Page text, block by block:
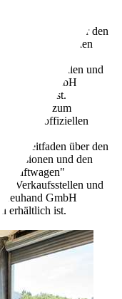
"Leitfaden über den
und den
Verkaufsstellen und
GmbH
erhältlich ist.
zum
und den offiziellen
"Leitfaden über den
und den
Verkaufsstellen und
GmbH
erhältlich ist.